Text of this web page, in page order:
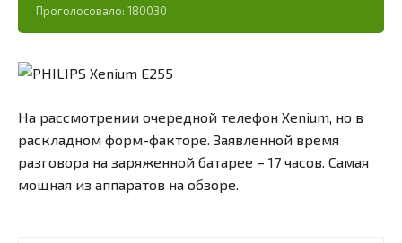
Проголосовало: 180030
На рассмотрении очередной телефон Xenium, но в
раскладном форм-факторе. Заявленной время
разговора на заряженной батарее – 17 часов. Самая
мощная из аппаратов на обзоре.